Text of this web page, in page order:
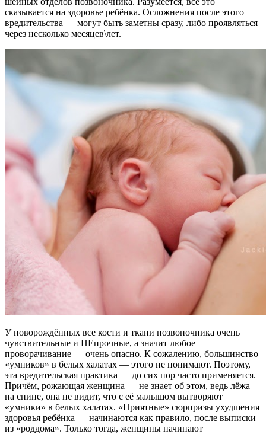
сказывается на здоровье ребёнка. Осложнения после этого
вредительства — могут быть заметны сразу, либо проявляться
через несколько месяцев\лет.
У новорождённых все кости и ткани позвоночника очень
чувствительные и НЕпрочные, а значит любое
проворачивание — очень опасно. К сожалению, большинство
«умников» в белых халатах — этого не понимают. Поэтому,
эта вредительская практика — до сих пор часто применяется.
Причём, рожающая женщина — не знает об этом, ведь лёжа
на спине, она не видит, что с её малышом вытворяют
«умники» в белых халатах. «Приятные» сюрпризы ухудшения
здоровья ребёнка — начинаются как правило, после выписки
из «роддома». Только тогда, женщины начинают